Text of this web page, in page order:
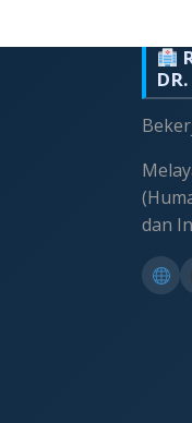
dan